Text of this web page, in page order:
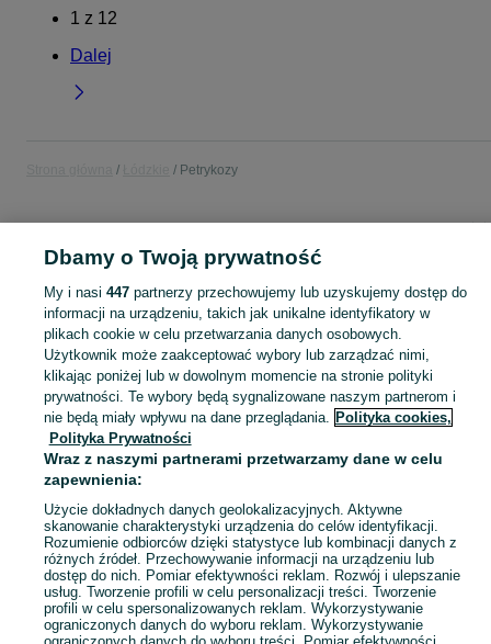
1 z 12
Dalej
Petrykozy
wsk
Zobacz
Mapa kategorii
Mapa miejscowości
Mapa ministron
Popularne wyszukiwania
Dbamy o Twoją prywatność
My i nasi 447partnerzy przechowujemy lub uzyskujemy dostęp do
informacji na urządzeniu, takich jak unikalne identyfikatory w
plikach cookie w celu przetwarzania danych osobowych.
Użytkownik może zaakceptować wybory lub zarządzać nimi,
klikając poniżej lub w dowolnym momencie na stronie polityki
prywatności. Te wybory będą sygnalizowane naszym partnerom i
nie będą miały wpływu na dane przeglądania. Polityka cookies,
Polityka Prywatności
Wraz z naszymi partnerami przetwarzamy dane w celu
zapewnienia:
Użycie dokładnych danych geolokalizacyjnych. Aktywne
skanowanie charakterystyki urządzenia do celów identyfikacji.
Rozumienie odbiorców dzięki statystyce lub kombinacji danych z
różnych źródeł. Przechowywanie informacji na urządzeniu lub
dostęp do nich. Pomiar efektywności reklam. Rozwój i ulepszanie
usług. Tworzenie profili w celu personalizacji treści. Tworzenie
profili w celu spersonalizowanych reklam. Wykorzystywanie
ograniczonych danych do wyboru reklam. Wykorzystywanie